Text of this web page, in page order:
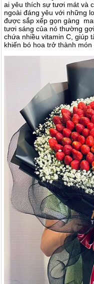
ai yêu thích sự tươi mát và
ngoài đáng yêu với những
được sắp xếp gọn gàng
tươi sáng của nó thường
chứa nhiều vitamin C, giúp
khiến bó hoa trở thành